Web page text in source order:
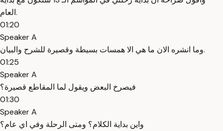
العام.
01:20
Speaker A
وما انشره الان ما هي الا همسات بسيطة وقصيرة للشرح والبيان.
01:25
Speaker A
فيصرخ البعض ويقول لما المقاطع قصيرة؟
01:30
Speaker A
واين بداية الكلام؟ ومتى الرحلة وفي اي عام؟